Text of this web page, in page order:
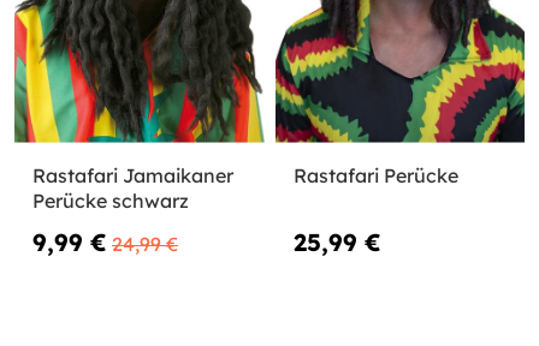
Rastafari Jamaikaner
Perücke schwarz
9,99 € 24,99 €
Rastafari Perücke
25,99 €